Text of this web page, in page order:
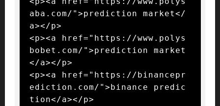
aba.com/">prediction market</
a></p>
<p><a href="https://www.polys
bobet.com/">prediction market
</a></p>
<p><a href="https://binancepr
ediction.com/">binance predic
tion</a></p>